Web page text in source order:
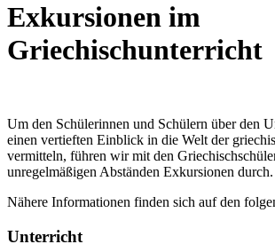
Exkursionen im
Griechischunterricht
Um den Schülerinnen und Schülern über den
einen vertieften Einblick in die Welt der
vermitteln, führen wir mit den
unregelmäßigen Abständen Exkursionen durch.
Nähere Informationen finden sich auf den
Unterricht